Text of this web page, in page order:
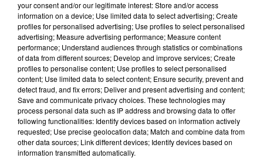
29 juin 2023 - 12 min 53 sec
JOURNAL DU JEUDI 29 JUIN (SOIR)
Fabien Gazeau
L'info près de chez vous
Présenté par Fabien Gazeau
- Les assistants de régulation médicale seront en grève
à partir de lundi prochain.
- A suivre le témoignage de Benoit Jaunet au
lendemain de sa garde à vue.
your consent and/or our legitimate interest: Store and/or access
information on a device; Use limited data to select advertising; Create
profiles for personalised advertising; Use profiles to select personalised
advertising; Measure advertising performance; Measure content
performance; Understand audiences through statistics or combinations
of data from different sources; Develop and improve services; Create
profiles to personalise content; Use profiles to select personalised
content; Use limited data to select content; Ensure security, prevent and
detect fraud, and fix errors; Deliver and present advertising and content;
Save and communicate privacy choices. These technologies may
process personal data such as IP address and browsing data to offer
following functionalities: Identify devices based on information actively
requested; Use precise geolocation data; Match and combine data from
other data sources; Link different devices; Identify devices based on
information transmitted automatically.